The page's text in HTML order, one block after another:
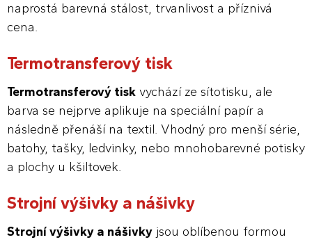
naprostá barevná stálost, trvanlivost a příznivá
cena.
Termotransferový tisk
Termotransferový tisk vychází ze sítotisku, ale
barva se nejprve aplikuje na speciální papír a
následně přenáší na textil. Vhodný pro menší série,
batohy, tašky, ledvinky, nebo mnohobarevné potisky
a plochy u kšiltovek.
Strojní výšivky a nášivky
Strojní výšivky a nášivky jsou oblíbenou formou